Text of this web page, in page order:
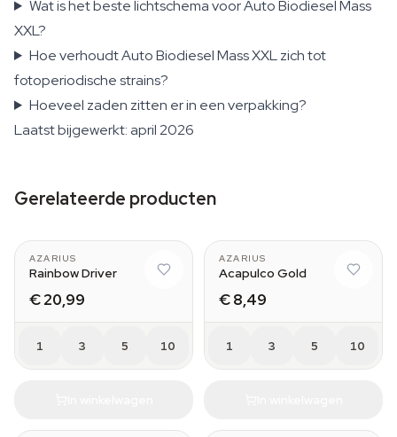
Wat is het beste lichtschema voor Auto Biodiesel Mass
XXL?
Hoe verhoudt Auto Biodiesel Mass XXL zich tot
fotoperiodische strains?
Hoeveel zaden zitten er in een verpakking?
Laatst bijgewerkt: april 2026
Gerelateerde producten
AZARIUS
Rainbow Driver
€ 20,99
1 3 5 10
AZARIUS
Acapulco Gold
€ 8,49
1 3 5 10